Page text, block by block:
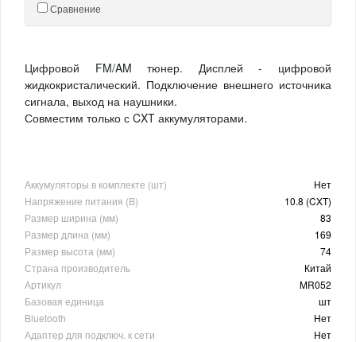
Сравнение
Цифровой FM/AM тюнер. Дисплей - цифровой
жидкокристалический. Подключение внешнего источника
сигнала, выход на наушники.
Совместим только с CXT аккумуляторами.
Аккумуляторы в комплекте (шт)
Нет
Напряжение питания (В)
10.8 (CXT)
Размер ширина (мм)
83
Размер длина (мм)
169
Размер высота (мм)
74
Страна производитель
Китай
Артикул
MR052
Базовая единица
шт
Bluetooth
Нет
Адаптер для подключ. к сети
Нет